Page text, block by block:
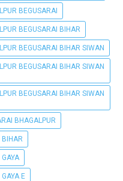
BEGUSARAI
BEGUSARAI BIHAR
BEGUSARAI BIHAR SIWAN
BEGUSARAI BIHAR SIWAN
BEGUSARAI BIHAR SIWAN
BHAGALPUR
BIHAR
E